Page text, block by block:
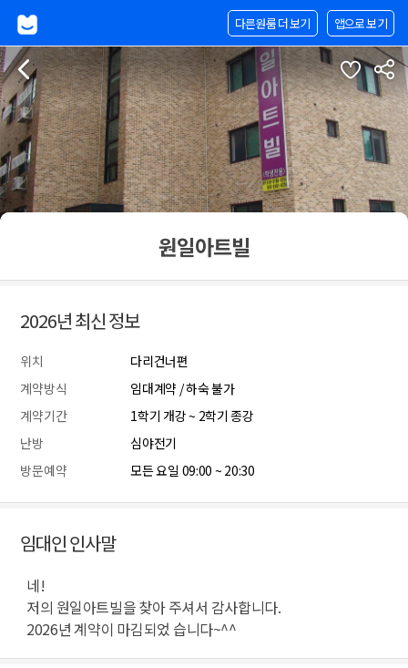
앱으로 보기
다른원룸 더 보기
원일아트빌
2026년 최신 정보
위치
다리건너편
계약방식
임대계약 / 하숙 불가
계약기간
1학기 개강 ~ 2학기 종강
난방
심야전기
방문예약
모든 요일 09:00 ~ 20:30
임대인 인사말
네!
저의 원일아트빌을 찾아 주셔서 감사합니다.
2026년 계약이 마김되었 습니다~^^